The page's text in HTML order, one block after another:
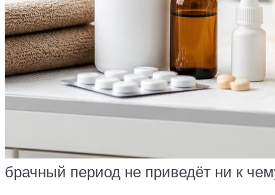
брачный период не приведёт ни к